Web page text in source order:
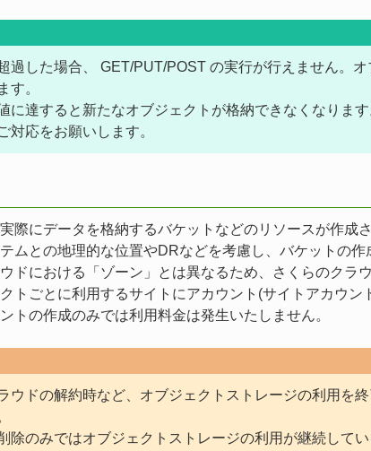
過した場合、 GET/PUT/POST の実行が行えません。
す。
に達すると新たなオブジェクトが格納できなくなりま
対応をお願いします。
際にデータを格納するバケットなどのリソースが作成
ムとの地理的な位置やDRなどを考慮し、バケットの作
ドにおける「ゾーン」とは異なるため、さくらのクラ
トごとに利用するサイトにアカウント(サイトアカウン
トの作成のみでは利用料金は発生いたしません。
ウドの解約時など、オブジェクトストレージの利用を
除のみではオブジェクトストレージの利用が継続して